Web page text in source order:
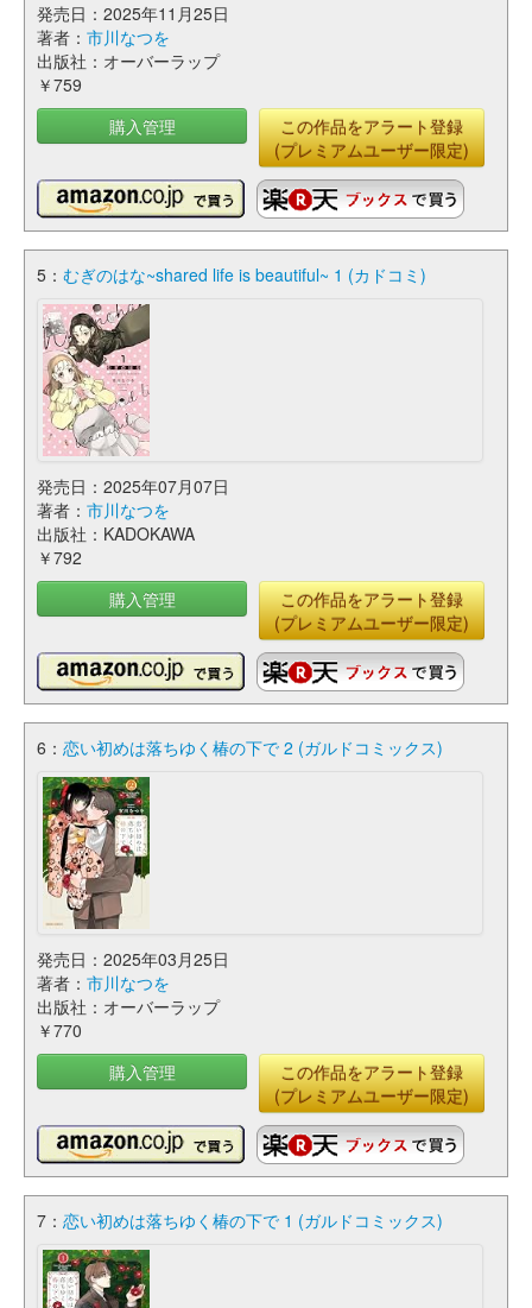
発売日：2025年11月25日
著者： 市川なつを
出版社：オーバーラップ
￥759
購入管理
この作品をアラート登録
(プレミアムユーザー限定)
5： むぎのはな~shared life is beautiful~ 1 (カドコミ)
発売日：2025年07月07日
著者： 市川なつを
出版社：KADOKAWA
￥792
購入管理
この作品をアラート登録
(プレミアムユーザー限定)
6： 恋い初めは落ちゆく椿の下で 2 (ガルドコミックス)
発売日：2025年03月25日
著者： 市川なつを
出版社：オーバーラップ
￥770
購入管理
この作品をアラート登録
(プレミアムユーザー限定)
7： 恋い初めは落ちゆく椿の下で 1 (ガルドコミックス)